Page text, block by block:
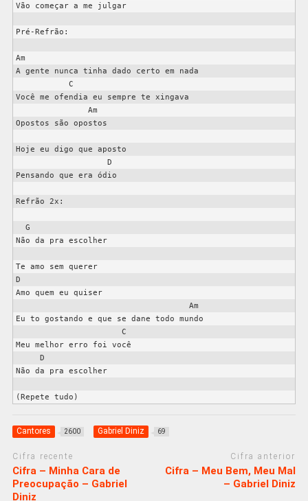
Vão começar a me julgar
Pré-Refrão:
Am
A gente nunca tinha dado certo em nada
Você me ofendia eu sempre te xingava
Opostos são opostos
Hoje eu digo que aposto
Pensando que era ódio
Refrão 2x:
Não da pra escolher
Te amo sem querer
D
Amo quem eu quiser
Eu to gostando e que se dane todo mundo
Meu melhor erro foi você
Não da pra escolher
Cantores 2600 Gabriel Diniz 69
Cifra recente
Cifra – Minha Cara de
Preocupação – Gabriel
Diniz
Cifra anterior
Cifra – Meu Bem, Meu Mal
– Gabriel Diniz